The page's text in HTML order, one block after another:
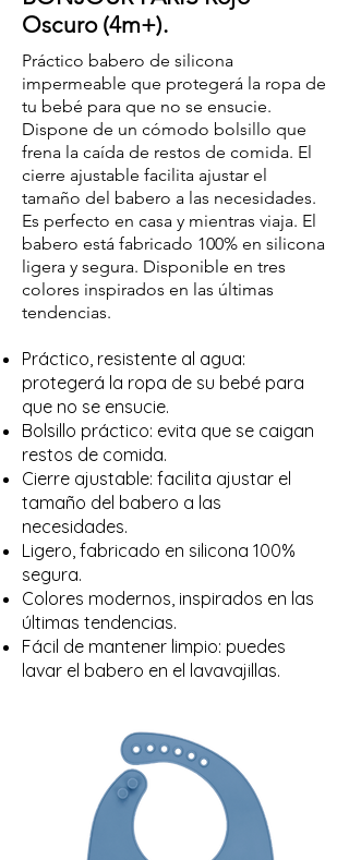
Oscuro (4m+).
Práctico babero de silicona
impermeable que protegerá la ropa de
tu bebé para que no se ensucie.
Dispone de un cómodo bolsillo que
frena la caída de restos de comida. El
cierre ajustable facilita ajustar el
tamaño del babero a las necesidades.
Es perfecto en casa y mientras viaja. El
babero está fabricado 100% en silicona
ligera y segura. Disponible en tres
colores inspirados en las últimas
tendencias.
Práctico, resistente al agua:
protegerá la ropa de su bebé para
que no se ensucie.
Bolsillo práctico: evita que se caigan
restos de comida.
Cierre ajustable: facilita ajustar el
tamaño del babero a las
necesidades.
Ligero, fabricado en silicona 100%
segura.
Colores modernos, inspirados en las
últimas tendencias.
Fácil de mantener limpio: puedes
lavar el babero en el lavavajillas.